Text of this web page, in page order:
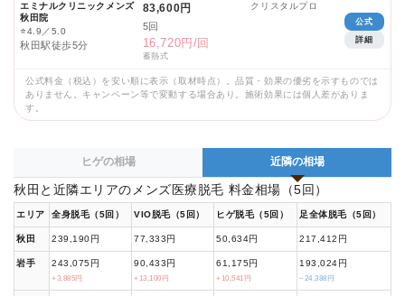
エミナルクリニックメンズ
秋田院
⭐4.9／5.0
秋田駅徒歩5分
83,600円
5回
16,720円/回
蓄熱式
クリスタルプロ
公式
詳細
公式料金（税込）を安い順に表示（取材時点）。品質・効果の優劣を示すものでは
ありません。キャンペーン等で変動する場合あり。施術効果には個人差がありま
す。
ヒゲの相場 近隣の相場
秋田と近隣エリアのメンズ医療脱毛 料金相場（5回）
エリア 全身脱毛（5回） VIO脱毛（5回） ヒゲ脱毛（5回） 足全体脱毛（5回）
秋田 239,190円 77,333円 50,634円 217,412円
岩手 243,075円
+3,885円
90,433円
+13,100円
61,175円
+10,541円
193,024円
−24,388円